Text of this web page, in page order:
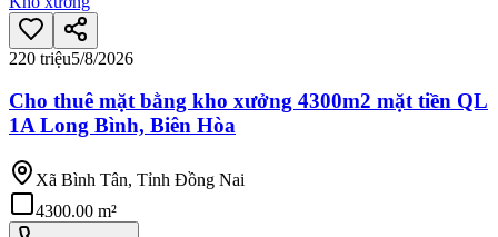
220 triệu5/8/2026
Cho thuê mặt bằng kho xưởng 4300m2 mặt tiền QL
1A Long Bình, Biên Hòa
Xã Bình Tân, Tỉnh Đồng Nai
4300.00 m²